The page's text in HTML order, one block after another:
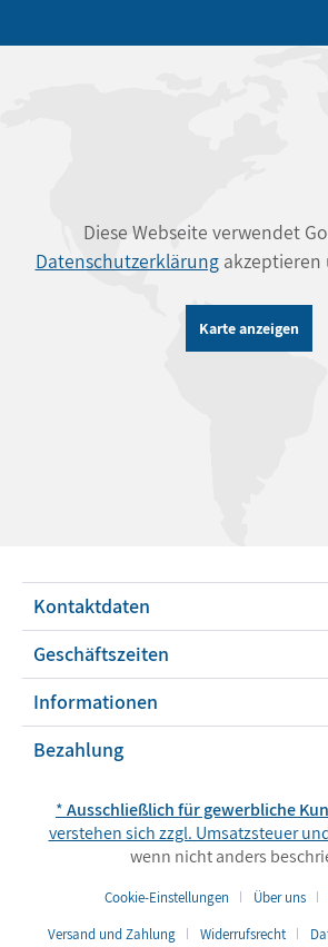
Diese Webseite verwendet
Datenschutzerklärungakzeptieren
Karte anzeigen
Kontaktdaten
Geschäftszeiten
Informationen
Bezahlung
*Ausschließlich für gewerbliche
verstehen sich zzgl. Umsatzsteuer
wenn nicht anders
Cookie-Einstellungen Über uns
Versand und Zahlung
Widerrufsrecht